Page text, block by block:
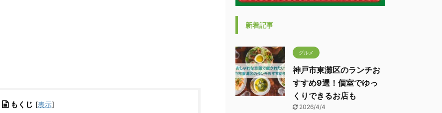
もくじ [表示]
新着記事
グルメ
神戸市東灘区のランチお
すすめ9選！個室でゆっ
くりできるお店も
2026/4/4